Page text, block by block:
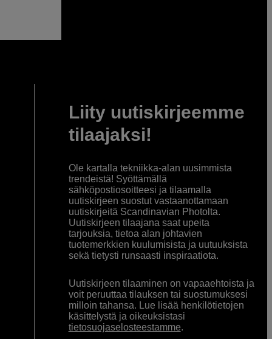
Liity uutiskirjeemme
tilaajaksi!
Ole kartalla tekniikka-alan uusimmista
trendeistä! Syöttämällä
sähköpostiosoitteesi ja tilaamalla
uutiskirjeen suostut vastaanottamaan
uutiskirjeitä Scandinavian Photolta.
Uutiskirjeen tilaajana saat upeita
tarjouksia, tietoa alan johtavien
tuotemerkkien kuulumisista ja uutuuksista
sekä tietysti runsaasti inspiraatiota.
Uutiskirjeen tilaaminen on vapaaehtoista ja
voit peruuttaa tilauksen tai suostumuksesi
milloin tahansa. Lue lisää henkilötietojen
käsittelystä ja oikeuksistasi
tietosuojaselosteestamme.